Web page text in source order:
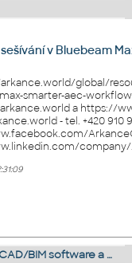
v Bluebeam
global/
smarter-aec-
a https://
- tel. +420 910 970 111
BIM software a …